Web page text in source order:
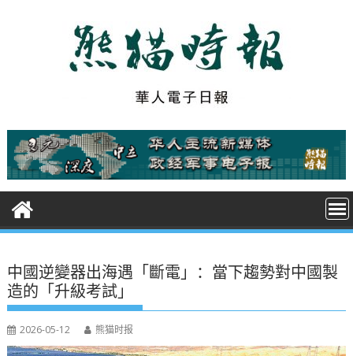
t
中國逆變器出海遇「斷電」：當下趨勢對中國製
造的「升級考試」
2026-05-12 熊猫时报